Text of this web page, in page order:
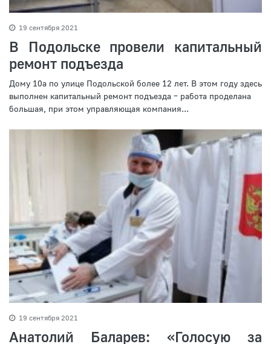
19 сентября 2021
В Подольске провели капитальный
ремонт подъезда
Дому 10а по улице Подольской более 12 лет. В этом году здесь
выполнен капитальный ремонт подъезда – работа проделана
большая, при этом управляющая компания...
19 сентября 2021
Анатолий Баларев: «Голосую за